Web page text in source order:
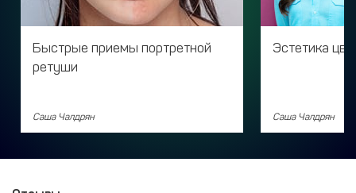
Быстрые приемы портретной
ретуши
Саша Чалдрян
Эстетика
Саша Чалдрян